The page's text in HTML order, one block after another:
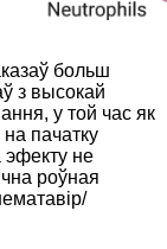
больш
з высокай
у той час як
на пачатку
эфекту не
роўная